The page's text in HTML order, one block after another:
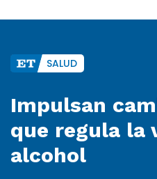
SALUD
Impulsan
que regula la
alcohol